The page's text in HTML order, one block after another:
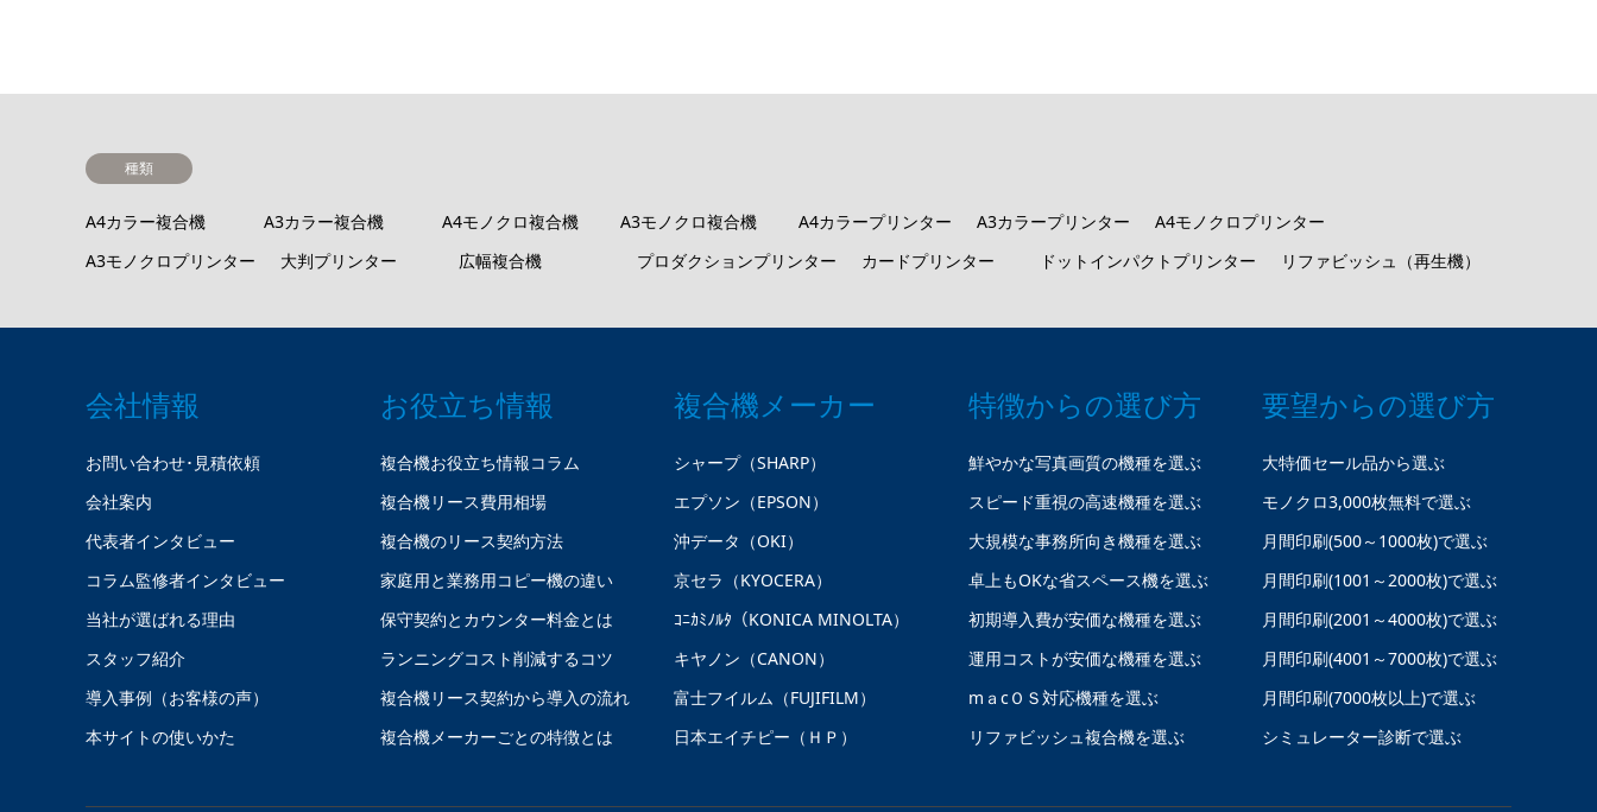
種類
A4カラー複合機 A3カラー複合機 A4モノクロ複合機 A3モノクロ複合機 A4カラープリンター A3カラープリンター
A4モノクロプリンター
A3モノクロプリンター
大判プリンター 広幅複合機 プロダクションプリンター カードプリンター ドットインパクトプリンター リファビッシュ（再生機）
会社情報
お問い合わせ･見積依頼
会社案内
代表者インタビュー
コラム監修者インタビュー
当社が選ばれる理由
スタッフ紹介
導入事例（お客様の声）
本サイトの使いかた
お役立ち情報
複合機お役立ち情報コラム
複合機リース費用相場
複合機のリース契約方法
家庭用と業務用コピー機の違い
保守契約とカウンター料金とは
ランニングコスト削減するコツ
複合機リース契約から導入の流れ
複合機メーカーごとの特徴とは
複合機メーカー
シャープ（SHARP）
エプソン（EPSON）
沖データ（OKI）
京セラ（KYOCERA）
ｺﾆｶﾐﾉﾙﾀ（KONICA MINOLTA）
キヤノン（CANON）
富士フイルム（FUJIFILM）
日本エイチピー（ＨＰ）
特徴からの選び方
鮮やかな写真画質の機種を選ぶ
スピード重視の高速機種を選ぶ
大規模な事務所向き機種を選ぶ
卓上もOKな省スペース機を選ぶ
初期導入費が安価な機種を選ぶ
運用コストが安価な機種を選ぶ
mａcＯＳ対応機種を選ぶ
リファビッシュ複合機を選ぶ
要望からの選び方
大特価セール品から選ぶ
モノクロ3,000枚無料で選ぶ
月間印刷(500～1000枚)で選ぶ
月間印刷(1001～2000枚)で選ぶ
月間印刷(2001～4000枚)で選ぶ
月間印刷(4001～7000枚)で選ぶ
月間印刷(7000枚以上)で選ぶ
シミュレーター診断で選ぶ